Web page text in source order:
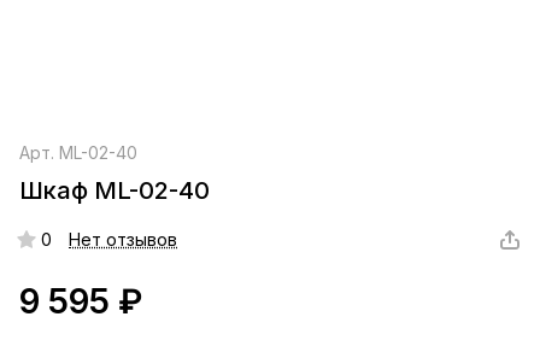
Арт. ML-02-40
Шкаф ML-02-40
0 Нет отзывов
9 595 ₽